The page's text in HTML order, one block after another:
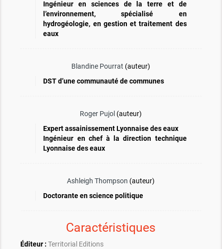
Ingénieur en sciences de la terre et de
l’environnement, spécialisé en
hydrogéologie, en gestion et traitement des
eaux
Blandine Pourrat (auteur)
DST d’une communauté de communes
Roger Pujol (auteur)
Expert assainissement Lyonnaise des eaux
Ingénieur en chef à la direction technique
Lyonnaise des eaux
Ashleigh Thompson (auteur)
Doctorante en science politique
Caractéristiques
Éditeur : Territorial Editions